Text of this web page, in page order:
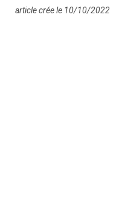
article crée le 10/10/2022